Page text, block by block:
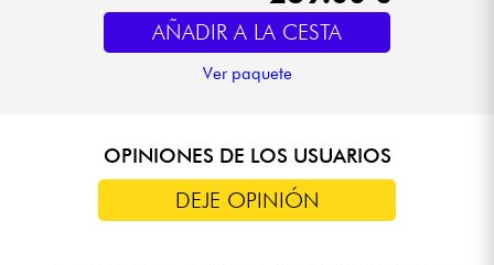
AÑADIR A LA CESTA
Ver paquete
OPINIONES DE LOS USUARIOS
DEJE OPINIÓN